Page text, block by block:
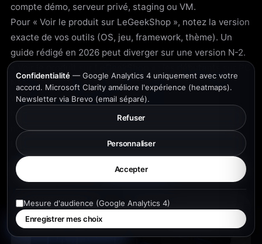
compte démo, serveur privé, staging ou VM.
Pour « Voir le produit sur LeGeekShop », notez la version
exacte de vos outils (OS, jeu, framework, thème). Un
guide rédigé en 2026 peut diverger sur une version N-2.
« Voir le produit sur LeGeekShop » : les débutants sur PC
Nemesis X - Ryzen 7 9700X, RX 7900 XT, 32 Go DDR5,
Watercooling LCD RGB | Got y passent souvent une
heure ; les profils avancés trente minutes. Les deux sont
normaux.
LeGeekShop ne commercialise que des ressources
FiveM open source — code livré en clair (.lua, config,
assets), personnalisation totale côté serveur.
Confidentialité — Google Analytics 4 uniquement avec votre
accord. Microsoft Clarity améliore l'expérience (heatmaps).
Newsletter via Brevo (email séparé).
Refuser
Personnaliser
Accepter
Mesure d'audience (Google Analytics 4)
Enregistrer mes choix
Mon projet
Laisser un avis